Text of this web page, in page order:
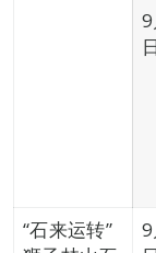
日
“石来运转”